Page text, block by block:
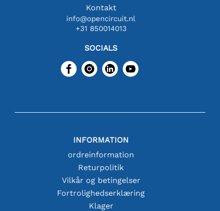
Kontakt
info@opencircuit.nl
+31 850014013
SOCIALS
INFORMATION
ordreinformation
Returpolitik
Vilkår og betingelser
Fortrolighedserklæring
Klager